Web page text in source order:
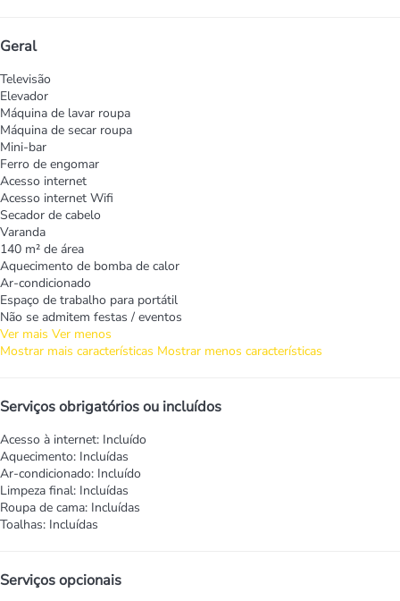
Geral
Televisão
Elevador
Máquina de lavar roupa
Máquina de secar roupa
Mini-bar
Ferro de engomar
Acesso internet
Acesso internet Wifi
Secador de cabelo
Varanda
140 m² de área
Aquecimento de bomba de calor
Ar-condicionado
Espaço de trabalho para portátil
Não se admitem festas / eventos
Ver mais Ver menos
Mostrar mais características Mostrar menos características
Serviços obrigatórios ou incluídos
Acesso à internet: Incluído
Aquecimento: Incluídas
Ar-condicionado: Incluído
Limpeza final: Incluídas
Roupa de cama: Incluídas
Toalhas: Incluídas
Serviços opcionais